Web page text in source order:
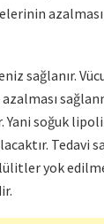
sağlanır.
soğuk
Tedavi
yok